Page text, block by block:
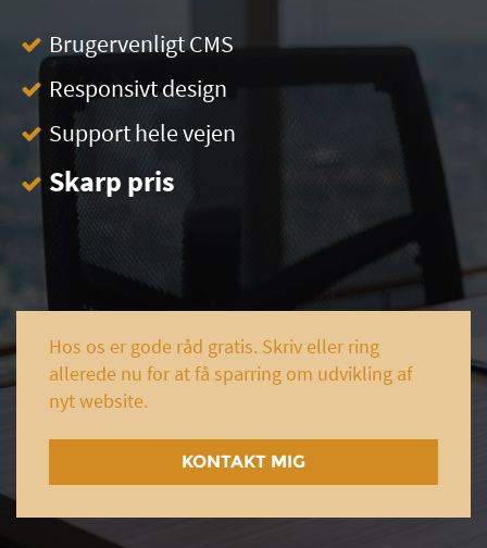
Brugervenligt CMS
Responsivt design
Support hele vejen
Skarp pris
Hos os er gode råd gratis. Skriv eller ring
allerede nu for at få sparring om udvikling af
nyt website.
KONTAKT MIG